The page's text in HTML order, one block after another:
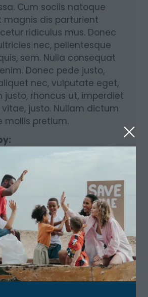
Cum sociis natoque
magnis dis parturient
ridiculus mus. Donec
nec, pellentesque
sem. Nulla consequat
Donec pede justo,
nec, vulputate eget,
justo, rhoncus ut, imperdiet
justo. Nullam dictum
mollis pretium.
Hayes, Quantum Tech
- Solar Logistics